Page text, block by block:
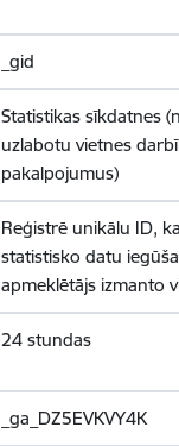
_gid
Statistikas sīkdatnes
uzlabotu vietnes
pakalpojumus)
Reģistrē unikālu ID,
statistisko datu
apmeklētājs izmanto
24 stundas
_ga_DZ5EVKVY4K